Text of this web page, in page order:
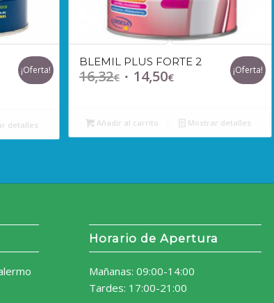
¡Oferta!
detalles
BLEMIL PLUS FORTE 2
16,32€ El
era:
16,32€.
14,50€El
es:
14,50€.
¡Oferta!
Añadir al carrito Mostrar detalles
Horario de Apertura
Mañanas: 09:00-14:00
Tardes: 17:00-21:00